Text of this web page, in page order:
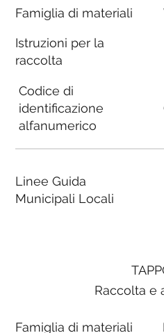
Famiglia di materiali
Istruzioni per la
raccolta
Codice di
identificazione
alfanumerico
Linee Guida
Municipali Locali
Raccolta e
Famiglia di materiali